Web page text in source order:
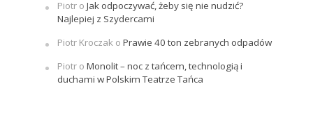
Piotro Jak odpoczywać, żeby się nie nudzić?
Najlepiej z Szydercami
Piotr Kroczako Prawie 40 ton zebranych odpadów
Piotro Monolit – noc z tańcem, technologią i
duchami w Polskim Teatrze Tańca